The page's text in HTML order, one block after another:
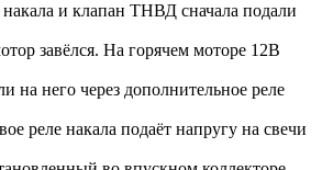
и клапан ТНВД сначала подали
завёлся. На горячем моторе 12В
на него через дополнительное реле
реле накала подаёт напругу на свечи